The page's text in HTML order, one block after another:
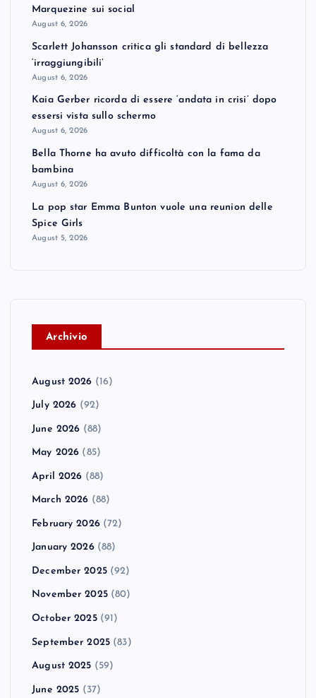
Marquezine sui social
August 6, 2026
Scarlett Johansson critica gli standard di bellezza
‘irraggiungibili’
August 6, 2026
Kaia Gerber ricorda di essere ‘andata in crisi’ dopo
essersi vista sullo schermo
August 6, 2026
Bella Thorne ha avuto difficoltà con la fama da
bambina
August 6, 2026
La pop star Emma Bunton vuole una reunion delle
Spice Girls
August 5, 2026
Archivio
August 2026 (16)
July 2026 (92)
June 2026 (88)
May 2026 (85)
April 2026 (88)
March 2026 (88)
February 2026(72)
January 2026(88)
December 2025(92)
November 2025(80)
October 2025(91)
September 2025 (83)
August 2025 (59)
June 2025 (37)